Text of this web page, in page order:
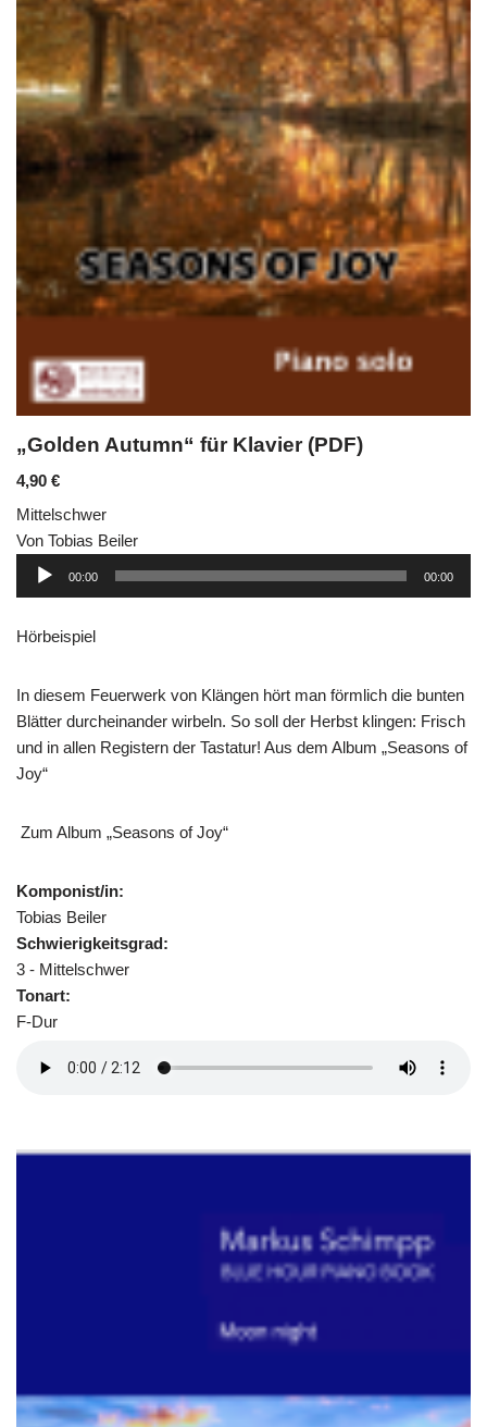
„Golden Autumn“ für Klavier (PDF)
4,90 €
Mittelschwer
Von Tobias Beiler
Audio-
00:00 00:00
Hörbeispiel
In diesem Feuerwerk von Klängen hört man förmlich die bunten
Blätter durcheinander wirbeln. So soll der Herbst klingen: Frisch
und in allen Registern der Tastatur! Aus dem Album „Seasons of
Joy“
Zum Album „Seasons of Joy“
Komponist/in:
Tobias Beiler
Schwierigkeitsgrad:
3 - Mittelschwer
Tonart:
F-Dur